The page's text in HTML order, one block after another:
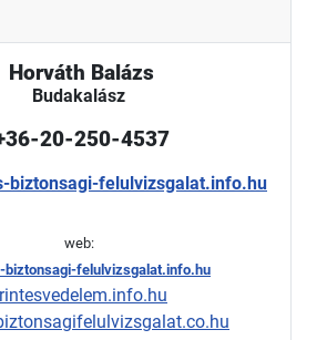
Horváth Balázs
Budakalász
20-250-4537
biztonsagi-felulvizsgalat.info.hu
web:
biztonsagi-felulvizsgalat.info.hu